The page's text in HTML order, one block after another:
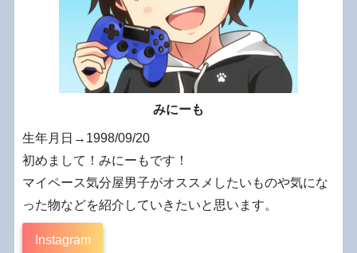
みにーも
生年月日→1998/09/20
初めまして！みにーもです！
マイペース気分屋男子がオススメしたいものや気にな
った物などを紹介していきたいと思います。
Instagram